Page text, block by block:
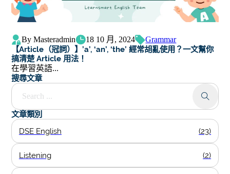
By Masteradmin 18 10 月, 2024 Grammar
【Article（冠詞）】’a’, ‘an’, ‘the’ 經常胡亂使用？一文幫你
搞清楚 Article 用法！
在學習英語...
搜尋文章
Search ...
文章類別
DSE English
(23)
Listening (2)